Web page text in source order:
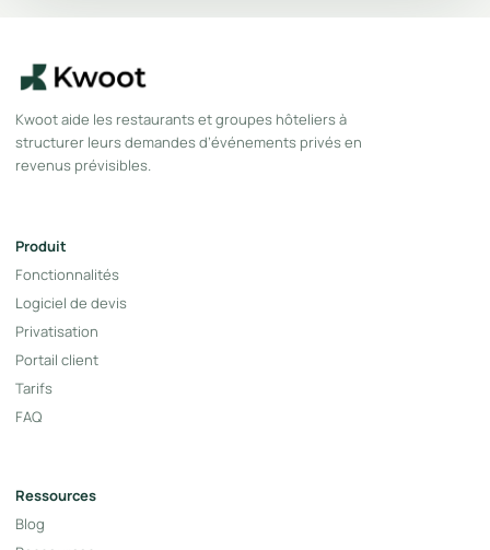
Kwoot aide les restaurants et groupes hôteliers à
structurer leurs demandes d’événements privés en
revenus prévisibles.
Produit
Fonctionnalités
Logiciel de devis
Privatisation
Portail client
Tarifs
FAQ
Ressources
Blog